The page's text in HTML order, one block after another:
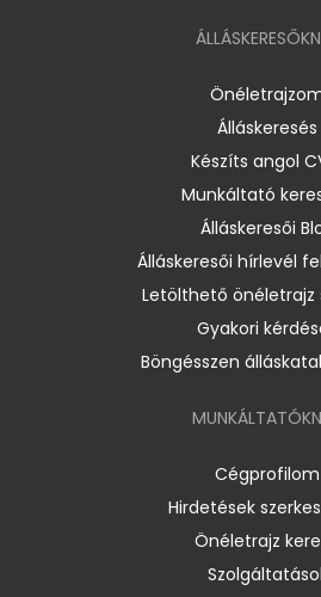
Álláskeresés
Készíts angol
Munkáltató
Álláskeresői
Álláskeresői hírlevél
Letölthető önéletrajz
Gyakori
Böngésszen
Cégprofilom
Hirdetések
Önéletrajz